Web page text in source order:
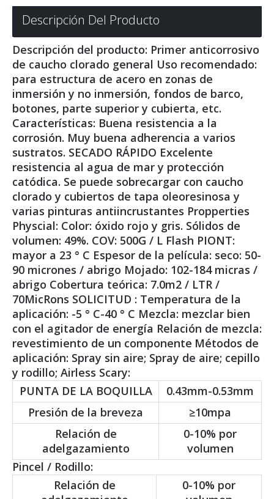
Descripción Del Producto
Descripción del producto: Primer anticorrosivo
de caucho clorado general Uso recomendado:
para estructura de acero en zonas de
inmersión y no inmersión, fondos de barco,
botones, parte superior y cubierta, etc.
Características: Buena resistencia a la
corrosión. Muy buena adherencia a varios
sustratos. SECADO RÁPIDO Excelente
resistencia al agua de mar y protección
catódica. Se puede sobrecargar con caucho
clorado y cubiertos de tapa oleoresinosa y
varias pinturas antiincrustantes Propperties
Physcial: Color: óxido rojo y gris. Sólidos de
volumen: 49%. COV: 500G / L Flash PIONT:
mayor a 23 ° C Espesor de la película: seco: 50-
90 micrones / abrigo Mojado: 102-184 micras /
abrigo Cobertura teórica: 7.0m2 / LTR /
70MicRons SOLICITUD : Temperatura de la
aplicación: -5 ° C-40 ° C Mezcla: mezclar bien
con el agitador de energía Relación de mezcla:
revestimiento de un componente Métodos de
aplicación: Spray sin aire; Spray de aire; cepillo
y rodillo; Airless Scary:
PUNTA DE LA BOQUILLA
0.43mm-0.53mm
Presión de la breveza
≥10mpa
Relación de
adelgazamiento
0-10% por
volumen
Pincel / Rodillo:
Relación de
0-10% por